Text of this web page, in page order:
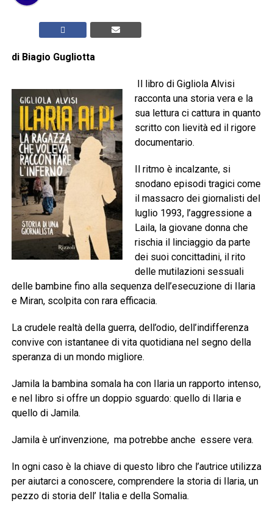
di Biagio Gugliotta
Il libro di Gigliola Alvisi
racconta una storia vera e la
sua lettura ci cattura in quanto
scritto con lievità ed il rigore
documentario.
Il ritmo è incalzante, si
snodano episodi tragici come
il massacro dei giornalisti del
luglio 1993, l’aggressione a
Laila, la giovane donna che
rischia il linciaggio da parte
dei suoi concittadini, il rito
delle mutilazioni sessuali
delle bambine fino alla sequenza dell’esecuzione di Ilaria
e Miran, scolpita con rara efficacia.
La crudele realtà della guerra, dell’odio, dell’indifferenza
convive con istantanee di vita quotidiana nel segno della
speranza di un mondo migliore.
Jamila la bambina somala ha con Ilaria un rapporto intenso,
e nel libro si offre un doppio sguardo: quello di Ilaria e
quello di Jamila.
Jamila è un’invenzione, ma potrebbe anche essere vera.
In ogni caso è la chiave di questo libro che l’autrice utilizza
per aiutarci a conoscere, comprendere la storia di Ilaria, un
pezzo di storia dell’ Italia e della Somalia.